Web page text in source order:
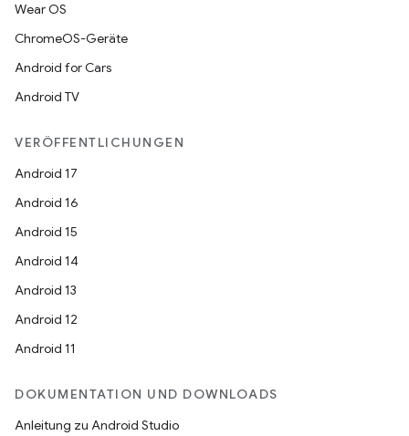
Wear OS
ChromeOS-Geräte
Android for Cars
Android TV
VERÖFFENTLICHUNGEN
Android 17
Android 16
Android 15
Android 14
Android 13
Android 12
Android 11
DOKUMENTATION UND DOWNLOADS
Anleitung zu Android Studio